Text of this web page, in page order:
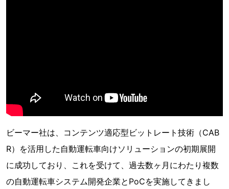
ビーマー社は、コンテンツ適応型ビットレート技術（CAB
R）を活用した自動運転車向けソリューションの初期展開
に成功しており、これを受けて、過去数ヶ月にわたり複数
の自動運転車システム開発企業とPoCを実施してきまし